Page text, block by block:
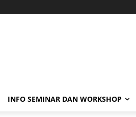
INFO SEMINAR DAN WORKSHOP